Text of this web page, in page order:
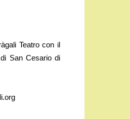
Teatro con il
San Cesario di